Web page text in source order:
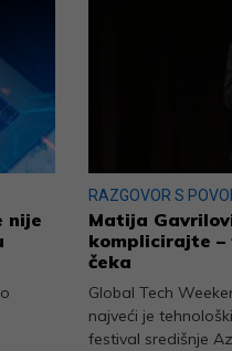
nije
RAZGOVOR S
Matija
komplicirajte –
čeka
Global Tech
najveći je
festival središnje